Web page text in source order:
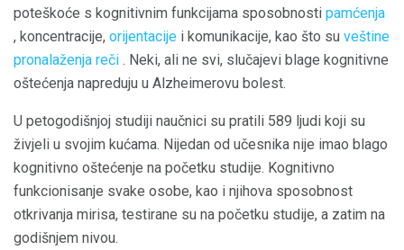
poteškoće s kognitivnim funkcijama sposobnosti pamćenja
, koncentracije, orijentacije i komunikacije, kao što su veštine
pronalaženja reči . Neki, ali ne svi, slučajevi blage kognitivne
oštećenja napreduju u Alzheimerovu bolest.
U petogodišnjoj studiji naučnici su pratili 589 ljudi koji su
živjeli u svojim kućama. Nijedan od učesnika nije imao blago
kognitivno oštećenje na početku studije. Kognitivno
funkcionisanje svake osobe, kao i njihova sposobnost
otkrivanja mirisa, testirane su na početku studije, a zatim na
godišnjem nivou.